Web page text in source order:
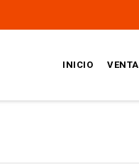
INICIO VENTA